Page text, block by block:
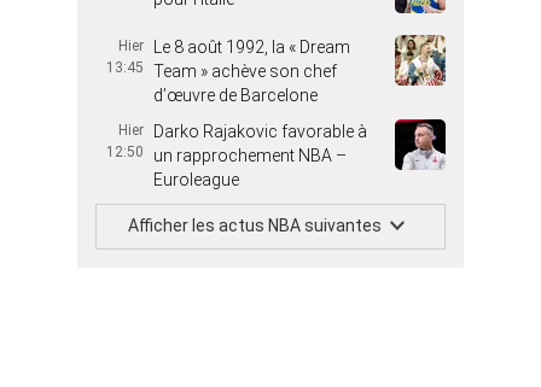
Hier
13:45
Le 8 août 1992, la « Dream
Team » achève son chef
d’œuvre de Barcelone
Hier
12:50
Darko Rajakovic favorable à
un rapprochement NBA –
Euroleague
Afficher les actus NBA suivantes